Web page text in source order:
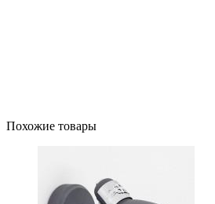
Похожие товары